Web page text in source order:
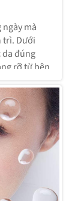
mà
trì. Dưới
da đúng
rỡ từ bên